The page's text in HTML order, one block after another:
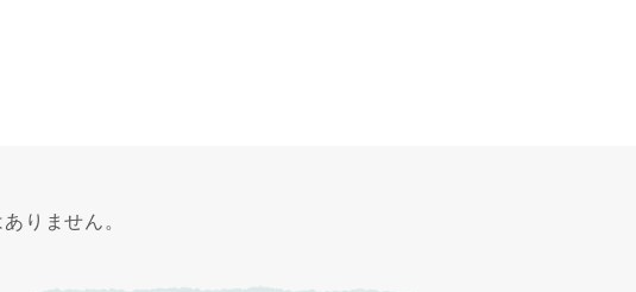
りません。